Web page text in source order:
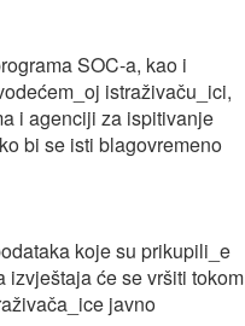
SOC-a, kao i
istraživaču_ici,
i agenciji za ispitivanje
bi se isti blagovremeno
koje su prikupili_e
će se vršiti tokom
javno